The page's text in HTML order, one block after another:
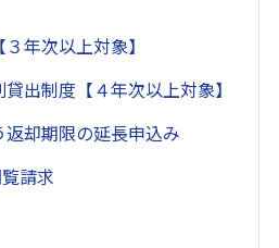
年次以上対象】
出制度【４年次以上対象】
却期限の延長申込み
請求